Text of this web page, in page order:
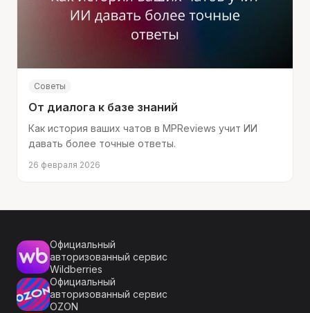
Советы
От диалога к базе знаний
Как история ваших чатов в MPReviews учит ИИ
давать более точные ответы.
26 февраля 2026
Официальный
авторизованный сервис
Wildberries
Официальный
авторизованный сервис
OZON